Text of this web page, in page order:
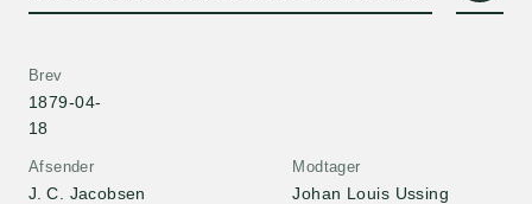
udføre medaljen til J. N. Madvig.
Afsender
J. C. Jacobsen
Brev
1879-04-
18
Modtager
Johan Louis Ussing